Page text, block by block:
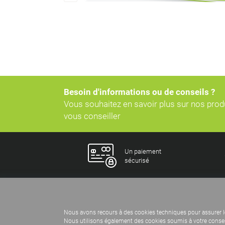
Besoin d'informations ou de conseils ?
Vous souhaitez en savoir plus sur nos
vous conseiller
Un paiement
sécurisé
Nous avons recours à des cookies techniques pour
Nous utilisons également des cookies soumis à votre